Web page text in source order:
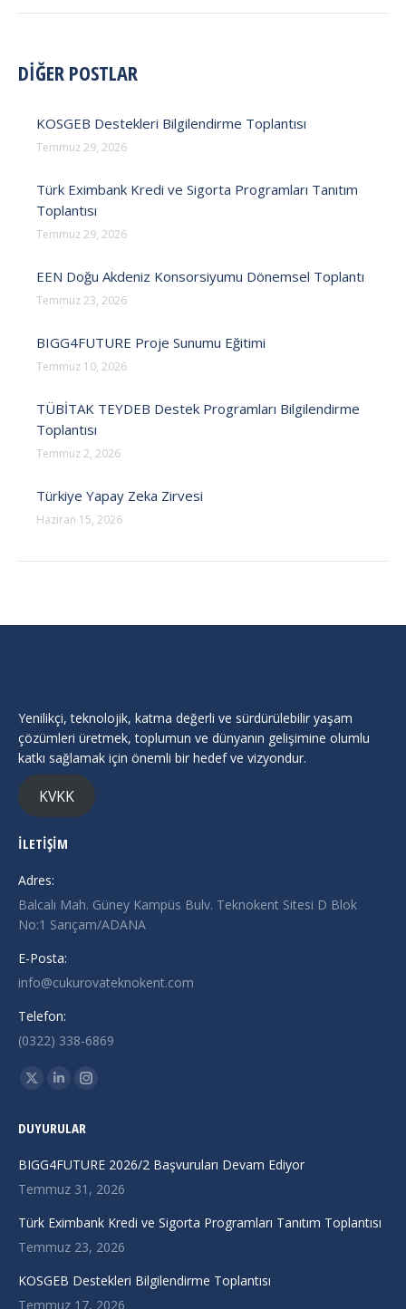
DİĞER POSTLAR
KOSGEB Destekleri Bilgilendirme Toplantısı
Temmuz 29, 2026
Türk Eximbank Kredi ve Sigorta Programları Tanıtım
Toplantısı
Temmuz 29, 2026
EEN Doğu Akdeniz Konsorsiyumu Dönemsel Toplantı
Temmuz 23, 2026
BIGG4FUTURE Proje Sunumu Eğitimi
Temmuz 10, 2026
TÜBİTAK TEYDEB Destek Programları Bilgilendirme
Toplantısı
Temmuz 2, 2026
Türkiye Yapay Zeka Zirvesi
Haziran 15, 2026
Yenilikçi, teknolojik, katma değerli ve sürdürülebilir yaşam
çözümleri üretmek, toplumun ve dünyanın gelişimine olumlu
katkı sağlamak için önemli bir hedef ve vizyondur.
KVKK
İLETİŞİM
Adres:
Balcalı Mah. Güney Kampüs Bulv. Teknokent Sitesi D Blok
No:1 Sarıçam/ADANA
E-Posta:
info@cukurovateknokent.com
Telefon:
(0322) 338-6869
Find us on:
X
opens
in
Linkedin
opens
in
new
Instagram
opens
in
new
DUYURULAR
BIGG4FUTURE 2026/2 Başvuruları Devam Ediyor
Temmuz 31, 2026
Türk Eximbank Kredi ve Sigorta Programları Tanıtım Toplantısı
Temmuz 23, 2026
KOSGEB Destekleri Bilgilendirme Toplantısı
Temmuz 17, 2026